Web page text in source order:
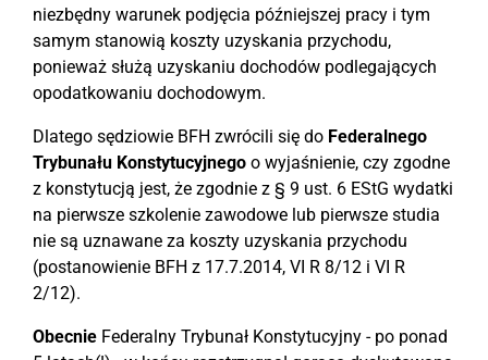
niezbędny warunek podjęcia późniejszej pracy i tym
samym stanowią koszty uzyskania przychodu,
ponieważ służą uzyskaniu dochodów podlegających
opodatkowaniu dochodowym.
Dlatego sędziowie BFH zwrócili się do Federalnego
Trybunału Konstytucyjnego o wyjaśnienie, czy zgodne
z konstytucją jest, że zgodnie z § 9 ust. 6 EStG wydatki
na pierwsze szkolenie zawodowe lub pierwsze studia
nie są uznawane za koszty uzyskania przychodu
(postanowienie BFH z 17.7.2014, VI R 8/12 i VI R
2/12).
Obecnie Federalny Trybunał Konstytucyjny - po ponad